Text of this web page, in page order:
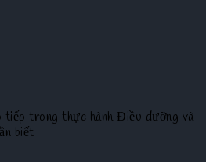
tiếp trong thực hành Điều dưỡng và
biết